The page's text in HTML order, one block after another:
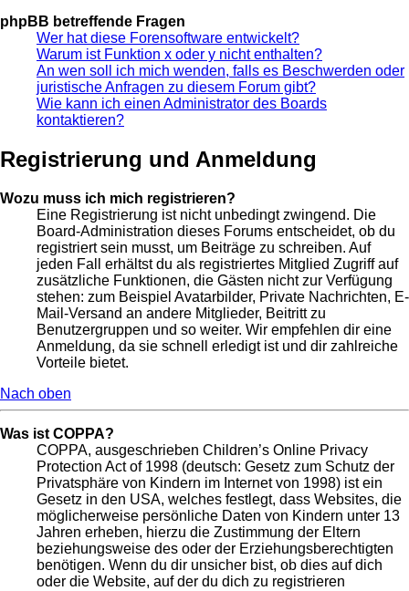
phpBB betreffende Fragen
Wer hat diese Forensoftware entwickelt?
Warum ist Funktion x oder y nicht enthalten?
An wen soll ich mich wenden, falls es Beschwerden oder
juristische Anfragen zu diesem Forum gibt?
Wie kann ich einen Administrator des Boards
kontaktieren?
Registrierung und Anmeldung
Wozu muss ich mich registrieren?
Eine Registrierung ist nicht unbedingt zwingend. Die
Board-Administration dieses Forums entscheidet, ob du
registriert sein musst, um Beiträge zu schreiben. Auf
jeden Fall erhältst du als registriertes Mitglied Zugriff auf
zusätzliche Funktionen, die Gästen nicht zur Verfügung
stehen: zum Beispiel Avatarbilder, Private Nachrichten, E-
Mail-Versand an andere Mitglieder, Beitritt zu
Benutzergruppen und so weiter. Wir empfehlen dir eine
Anmeldung, da sie schnell erledigt ist und dir zahlreiche
Vorteile bietet.
Nach oben
Was ist COPPA?
COPPA, ausgeschrieben Children’s Online Privacy
Protection Act of 1998 (deutsch: Gesetz zum Schutz der
Privatsphäre von Kindern im Internet von 1998) ist ein
Gesetz in den USA, welches festlegt, dass Websites, die
möglicherweise persönliche Daten von Kindern unter 13
Jahren erheben, hierzu die Zustimmung der Eltern
beziehungsweise des oder der Erziehungsberechtigten
benötigen. Wenn du dir unsicher bist, ob dies auf dich
oder die Website, auf der du dich zu registrieren